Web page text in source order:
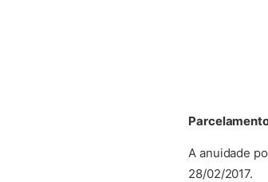
A anuidade
28/02/2017.